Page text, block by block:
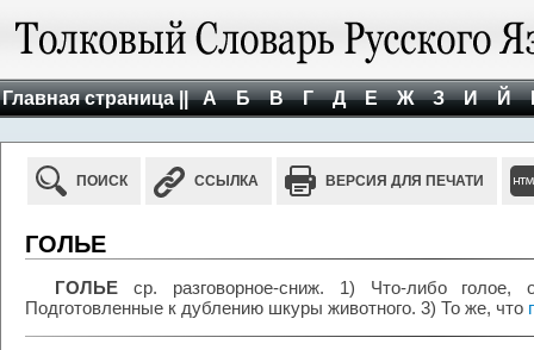
Главная страница || А Б В Г Д Е Ж З И Й
ПОИСК ССЫЛКА ВЕРСИЯ ДЛЯ ПЕЧАТИ
ГОЛЬЕ
ГОЛЬЕ ср. разговорное-сниж. 1) Что-либо голое,
Подготовленные к дублению шкуры животного. 3) То же, что